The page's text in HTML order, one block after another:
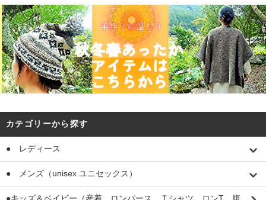
カテゴリーから探す
● レディース
● メンズ（unisex ユニセックス）